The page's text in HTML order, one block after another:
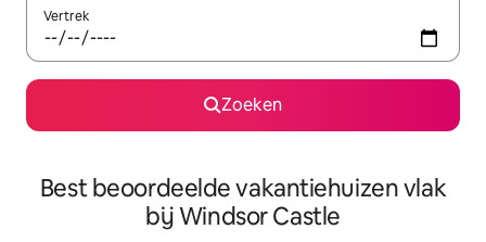
Vertrek
Zoeken
Best beoordeelde vakantiehuizen vlak
bij Windsor Castle